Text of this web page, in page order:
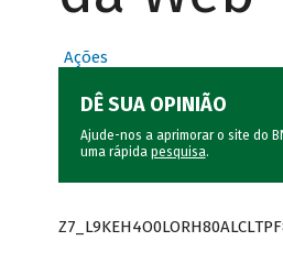
Ações
DÊ SUA OPINIÃO
Ajude-nos a aprimorar o site do
uma rápida pesquisa.